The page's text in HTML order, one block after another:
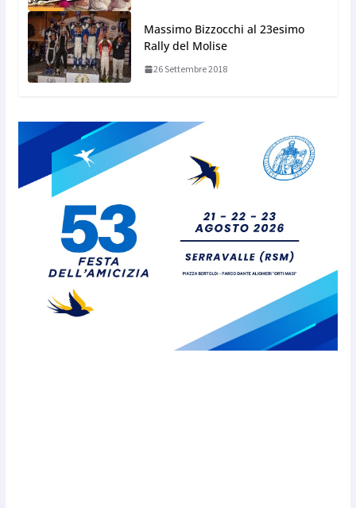
Massimo Bizzocchi al 23esimo
Rally del Molise
26 Settembre 2018